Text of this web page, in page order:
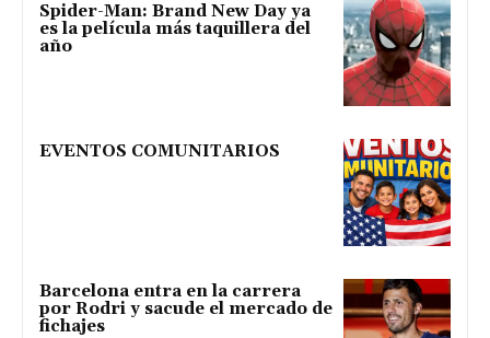
Spider-Man: Brand New Day ya
es la película más taquillera del
año
EVENTOS COMUNITARIOS
Barcelona entra en la carrera
por Rodri y sacude el mercado de
fichajes